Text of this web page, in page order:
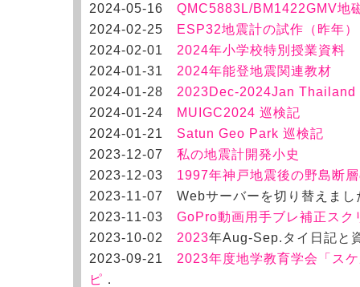
2024-05-16 QMC5883L/BM1422GMV地
2024-02-25 ESP32地震計の試作（昨年）
2024-02-01 2024年小学校特別授業資料
2024-01-31 2024年能登地震関連教材
2024-01-28 2023Dec-2024Jan
2024-01-24 MUIGC2024 巡検記
2024-01-21 Satun Geo Park 巡検記
2023-12-07 私の地震計開発小史
2023-12-03 1997年神戸地震後の野島断
2023-11-07 Webサーバーを切り替えまし
2023-11-03 GoPro動画用手ブレ補正スク
2023-10-02 2023年Aug-Sep.タイ日記と
2023-09-21 2023年度地学教育学会「ス
ピ ．